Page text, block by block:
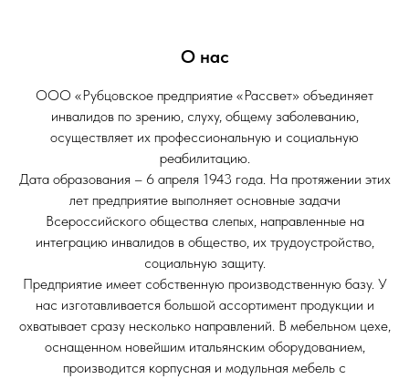
О нас
ООО «Рубцовское предприятие «Рассвет» объединяет
инвалидов по зрению, слуху, общему заболеванию,
осуществляет их профессиональную и социальную
реабилитацию.
Дата образования – 6 апреля 1943 года. На протяжении этих
лет предприятие выполняет основные задачи
Всероссийского общества слепых, направленные на
интеграцию инвалидов в общество, их трудоустройство,
социальную защиту.
Предприятие имеет собственную производственную базу. У
нас изготавливается большой ассортимент продукции и
охватывает сразу несколько направлений. В мебельном цехе,
оснащенном новейшим итальянским оборудованием,
производится корпусная и модульная мебель с